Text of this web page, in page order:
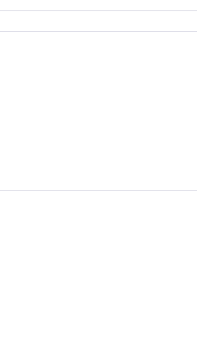
Pflanze gesund wächst und
Pflanze die kompaktesten Horste
im Frühjahr fördert das
bis 9 Exemplare. Der Purpur-
Düngung mit organischem
und 7,0 ist optimal.